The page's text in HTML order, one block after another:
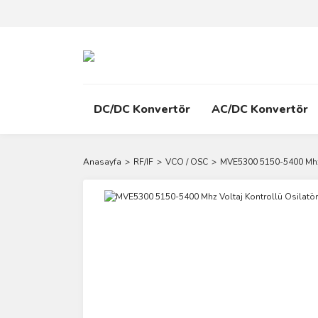
DC/DC Konvertör AC/DC Konvertör
Anasayfa RF/IF VCO / OSC MVE5300 5150-5400